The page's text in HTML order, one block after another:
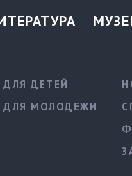
ДЛЯ ДЕТЕЙ
ДЛЯ МОЛОДЕЖИ